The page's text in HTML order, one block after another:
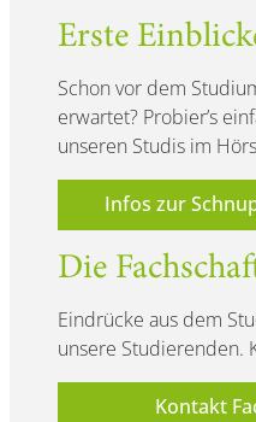
Erste
Schon vor dem
erwartet? Probier’s
unseren Studis im
Infos zur
Die
Eindrücke aus dem
unsere Studierenden.
Kontakt